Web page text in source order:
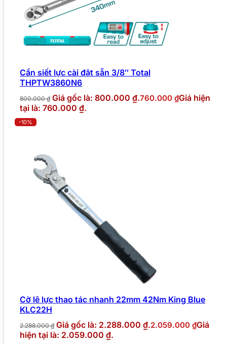
Cần siết lực cài đặt sẵn 3/8″ Total
THPTW3860N6
800.000₫ Giá gốc là: 800.000 ₫.760.000 ₫Giá hiện
tại là: 760.000 ₫.
-10%
Cờ lê lực thao tác nhanh 22mm 42Nm King Blue
KLC22H
2.288.000₫ Giá gốc là: 2.288.000 ₫.2.059.000 ₫Giá
hiện tại là: 2.059.000 ₫.